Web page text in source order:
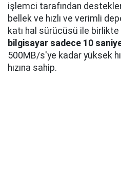
işlemci tarafından
bellek ve hızlı ve verimli
katı hal sürücüsü ile
bilgisayar sadece 10
500MB/s'ye kadar yüksek
hızına sahip.